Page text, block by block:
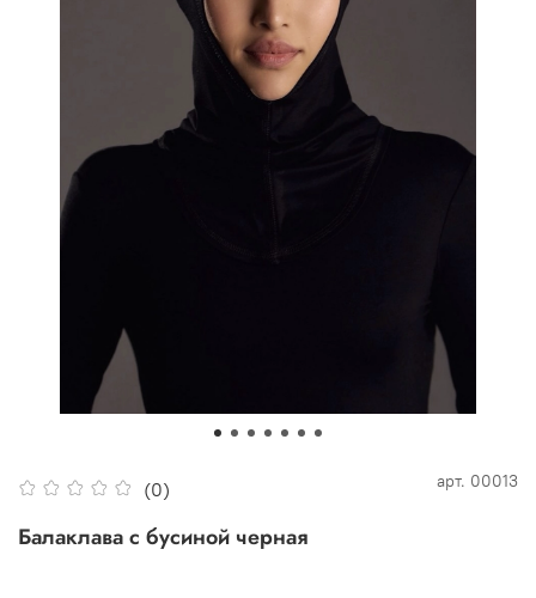
(0) арт. 00013
Балаклава с бусиной черная